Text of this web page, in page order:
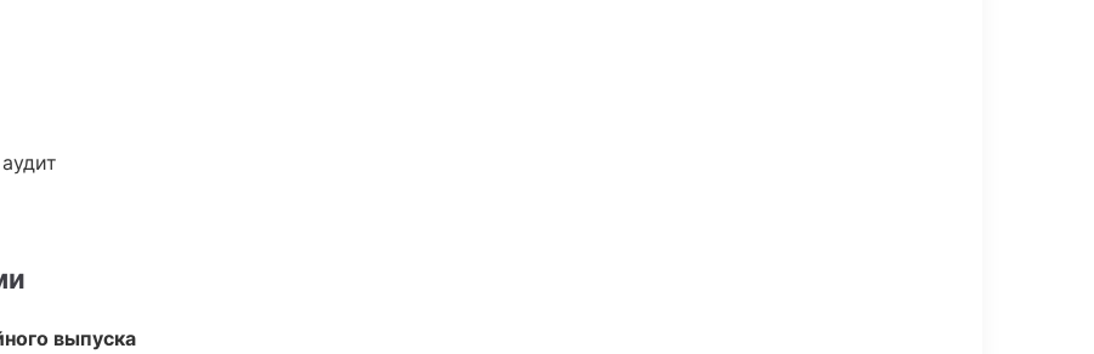
выпуска